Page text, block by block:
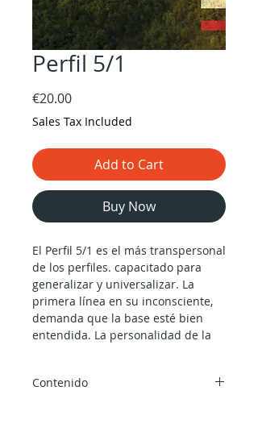
Perfil 5/1
€20.00Price
Sales Tax Included
Add to Cart
Buy Now
El Perfil 5/1 es el más transpersonal
de los perfiles. capacitado para
generalizar y universalizar. La
primera línea en su inconsciente,
demanda que la base esté bien
entendida. La personalidad de la
perspectiva, el 5/1 es un agudo
Contenido